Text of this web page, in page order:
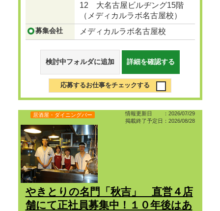
12 大名古屋ビルヂング15階
（メディカルラボ名古屋校）
募集会社 メディカルラボ名古屋校
検討中フォルダに追加 詳細を確認する
応募するお仕事をチェックする
情報更新日 ：2026/07/29
掲載終了予定日：2026/08/28
居酒屋・ダイニングバー
やきとりの名門「秋吉」 直営４店
舗にて正社員募集中！１０年後はあ